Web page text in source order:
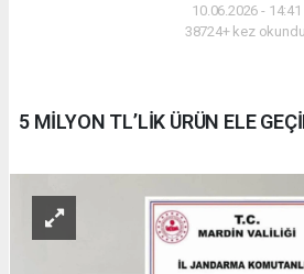
10.06.2026 - 14:41
38724+ kez okundu.
5 MİLYON TL’LİK ÜRÜN ELE